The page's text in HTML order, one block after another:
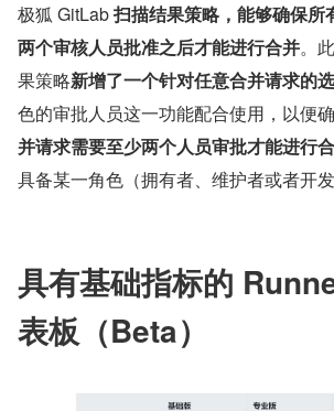
极狐 GitLab 扫描结果策略，能够确保所
两个审核人员批准之后才能进行合并。
果策略新增了一个针对任意合并请求的
色的审批人员这一功能配合使用，以便
并请求需要至少两个人员审批才能进行
具备某一角色（拥有者、维护者或者开发
具有基础指标的
表板（Beta）